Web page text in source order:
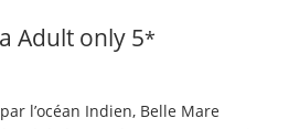
Adult only 5*
l’océan Indien, Belle Mare